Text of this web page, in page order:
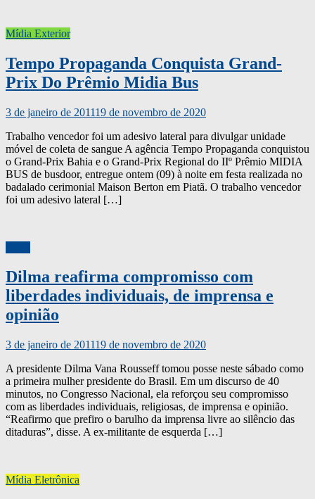
Mídia Exterior
Tempo Propaganda Conquista Grand-
Prix Do Prêmio Midia Bus
3 de janeiro de 201119 de novembro de 2020
Trabalho vencedor foi um adesivo lateral para divulgar unidade
móvel de coleta de sangue A agência Tempo Propaganda conquistou
o Grand-Prix Bahia e o Grand-Prix Regional do IIº Prêmio MIDIA
BUS de busdoor, entregue ontem (09) à noite em festa realizada no
badalado cerimonial Maison Berton em Piatã. O trabalho vencedor
foi um adesivo lateral […]
Dilma reafirma compromisso com
liberdades individuais, de imprensa e
opinião
3 de janeiro de 201119 de novembro de 2020
A presidente Dilma Vana Rousseff tomou posse neste sábado como
a primeira mulher presidente do Brasil. Em um discurso de 40
minutos, no Congresso Nacional, ela reforçou seu compromisso
com as liberdades individuais, religiosas, de imprensa e opinião.
“Reafirmo que prefiro o barulho da imprensa livre ao silêncio das
ditaduras”, disse. A ex-militante de esquerda […]
Mídia Eletrônica